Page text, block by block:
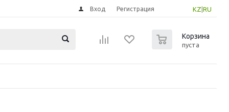
KZ RU
Вход Регистрация
Корзина
пуста